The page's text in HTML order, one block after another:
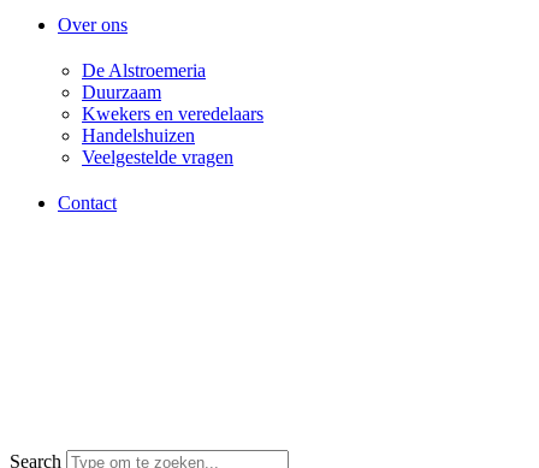
Over ons
De Alstroemeria
Duurzaam
Kwekers en veredelaars
Handelshuizen
Veelgestelde vragen
Contact
Search